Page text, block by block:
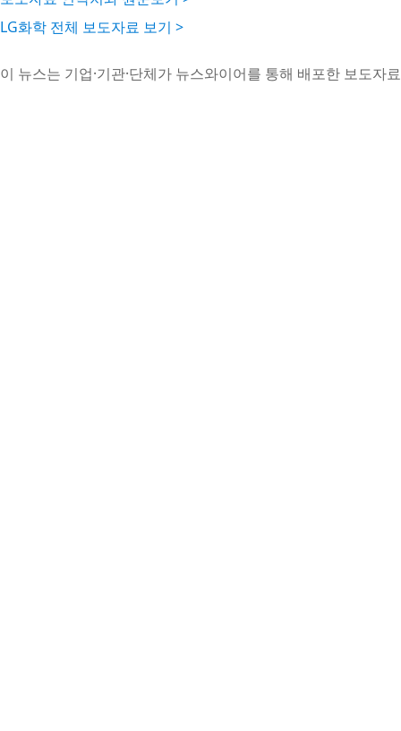
LG화학 전체 보도자료 보기 >
이 뉴스는 기업·기관·단체가 뉴스와이어를 통해 배포한 보도자